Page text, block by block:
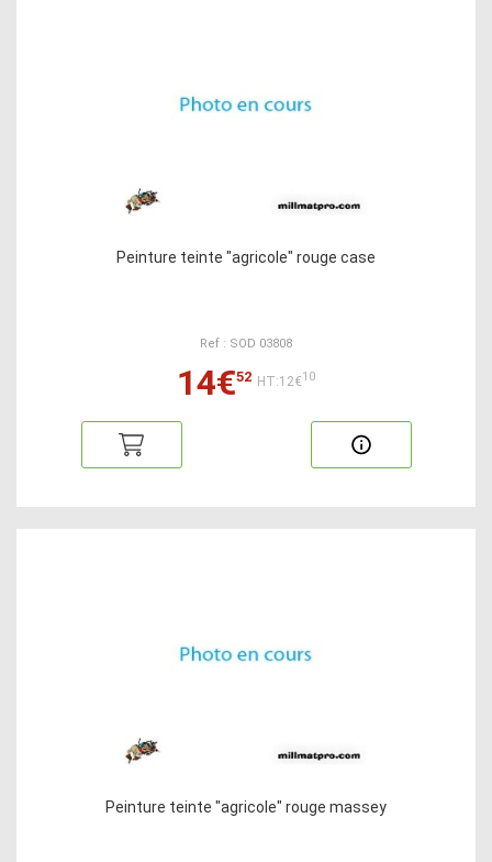
Peinture teinte "agricole" rouge case
Ref : SOD 03808
14€52 HT:12€10
Peinture teinte "agricole" rouge massey